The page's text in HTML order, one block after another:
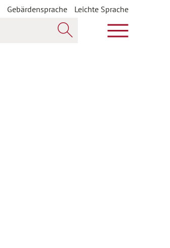
Gebärdensprache
Leichte Sprache
Hauptmenü